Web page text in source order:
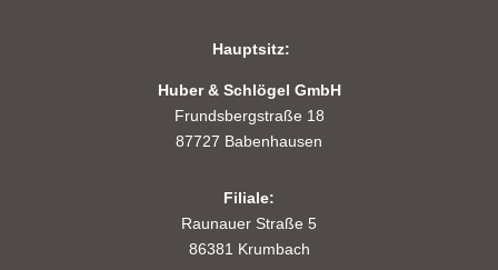
Hauptsitz:
Huber & Schlögel GmbH
Frundsbergstraße 18
87727 Babenhausen
Filiale:
Raunauer Straße 5
86381 Krumbach